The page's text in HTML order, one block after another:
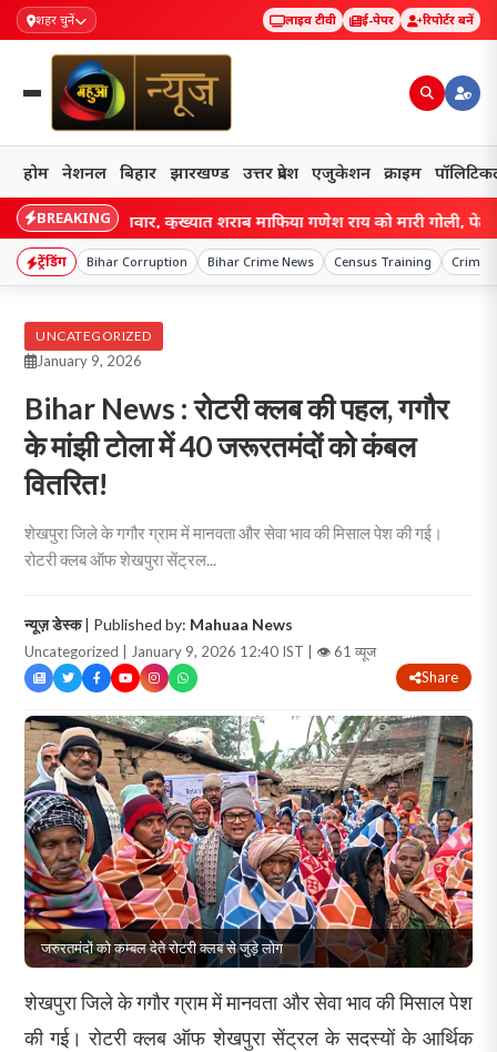
शहर चुनें लाइव टीवी ई-पेपर रिपोर्टर बनें
होम नेशनल बिहार झारखण्ड उत्तर प्रदेश एजुकेशन क्राइम
BREAKING
में गैंगवार, कुख्यात शराब माफिया गणेश राय को मारी गोली, पेट और जांघ में
ट्रेंडिंग Bihar Corruption Bihar Crime News Census Training Crime
UNCATEGORIZED
January 9, 2026
Bihar News : रोटरी क्लब की पहल, गगौर
के मांझी टोला में 40 जरूरतमंदों को कंबल
वितरित!
शेखपुरा जिले के गगौर ग्राम में मानवता और सेवा भाव की मिसाल पेश की गई।
रोटरी क्लब ऑफ शेखपुरा सेंट्रल...
न्यूज़ डेस्क| Published by: Mahuaa News
Uncategorized | January 9, 2026 12:40 IST | 👁 61 व्यूज
Share
जरुरतमंदों को कम्बल देते रोटरी क्लब से जुड़े लोग
शेखपुरा जिले के गगौर ग्राम में मानवता और सेवा भाव की मिसाल पेश
की गई। रोटरी क्लब ऑफ शेखपुरा सेंट्रल के सदस्यों के आर्थिक